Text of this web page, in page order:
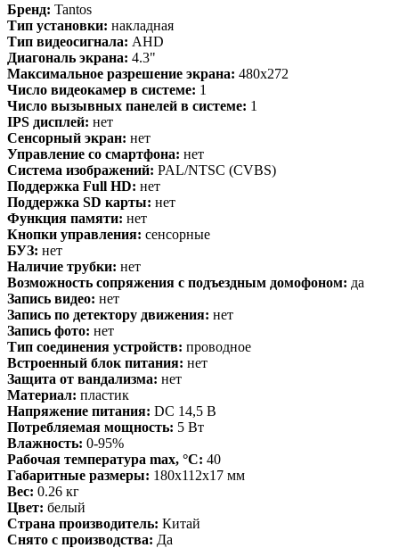
Бренд: Tantos
Тип установки: накладная
Тип видеосигнала: AHD
Диагональ экрана: 4.3"
Максимальное разрешение экрана: 480x272
Число видеокамер в системе: 1
Число вызывных панелей в системе: 1
IPS дисплей: нет
Сенсорный экран: нет
Управление со смартфона: нет
Система изображений: PAL/NTSC (CVBS)
Поддержка Full HD: нет
Поддержка SD карты: нет
Функция памяти: нет
Кнопки управления: сенсорные
БУЗ: нет
Наличие трубки: нет
Возможность сопряжения с подъездным домофоном: да
Запись видео: нет
Запись по детектору движения: нет
Запись фото: нет
Тип соединения устройств: проводное
Встроенный блок питания: нет
Защита от вандализма: нет
Материал: пластик
Напряжение питания: DC 14,5 В
Потребляемая мощность: 5 Вт
Влажность: 0-95%
Рабочая температура max, °С: 40
Габаритные размеры: 180х112х17 мм
Вес: 0.26 кг
Цвет: белый
Страна производитель: Китай
Снято с производства: Да